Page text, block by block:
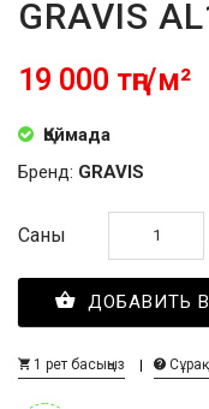
GRAVIS
19 000 тңг/м²
Қоймада
Бренд: GRAVIS
Саны
ДОБАВИТЬ
1 рет басыңыз